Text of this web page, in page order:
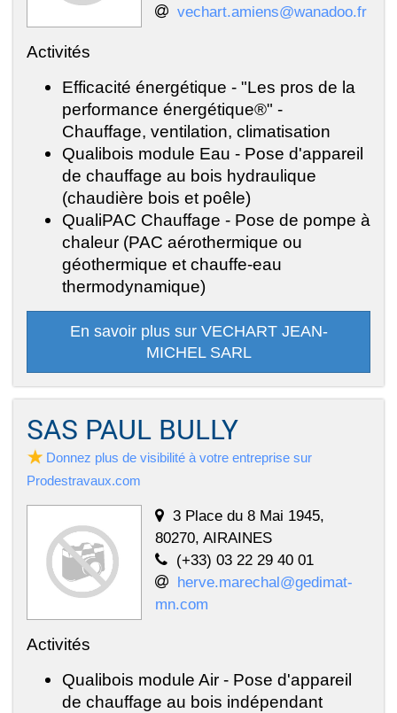
vechart.amiens@wanadoo.fr
Activités
Efficacité énergétique - "Les pros de la
performance énergétique®" -
Chauffage, ventilation, climatisation
Qualibois module Eau - Pose d'appareil
de chauffage au bois hydraulique
(chaudière bois et poêle)
QualiPAC Chauffage - Pose de pompe à
chaleur (PAC aérothermique ou
géothermique et chauffe-eau
thermodynamique)
En savoir plus sur VECHART JEAN-
MICHEL SARL
SAS PAUL BULLY
Donnez plus de visibilité à votre entreprise sur
Prodestravaux.com
3 Place du 8 Mai 1945,
80270, AIRAINES
(+33) 03 22 29 40 01
herve.marechal@gedimat-
mn.com
Activités
Qualibois module Air - Pose d'appareil
de chauffage au bois indépendant